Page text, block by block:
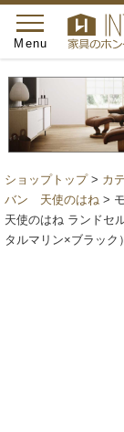
toggle
navigation
Menu
ショップトップ> カ
バン 天使のはね >
天使のはね ランドセ
タルマリン×ブラック）